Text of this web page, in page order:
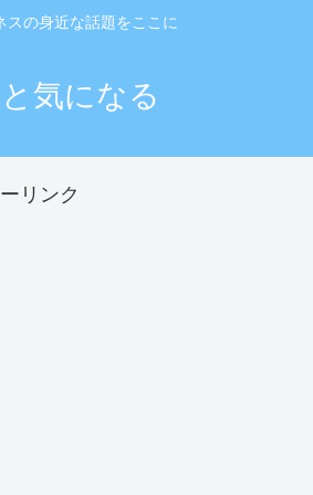
スの身近な話題をここに
気になる
リンク